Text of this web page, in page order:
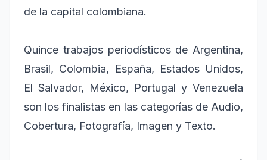
de la capital colombiana.
Quince trabajos periodísticos de Argentina,
Brasil, Colombia, España, Estados Unidos,
El Salvador, México, Portugal y Venezuela
son los finalistas en las categorías de Audio,
Cobertura, Fotografía, Imagen y Texto.